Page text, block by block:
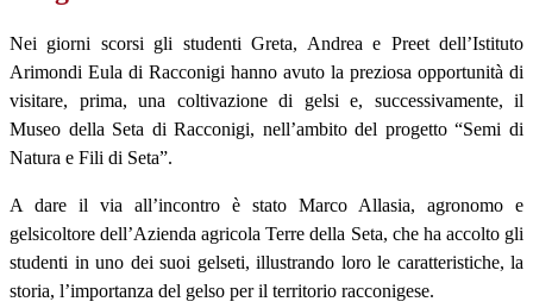
Nei giorni scorsi gli studenti Greta, Andrea e Preet dell’Istituto
Arimondi Eula di Racconigi hanno avuto la preziosa opportunità di
visitare, prima, una coltivazione di gelsi e, successivamente, il
Museo della Seta di Racconigi, nell’ambito del progetto “Semi di
Natura e Fili di Seta”.
A dare il via all’incontro è stato Marco Allasia, agronomo e
gelsicoltore dell’Azienda agricola Terre della Seta, che ha accolto gli
studenti in uno dei suoi gelseti, illustrando loro le caratteristiche, la
storia, l’importanza del gelso per il territorio racconigese.